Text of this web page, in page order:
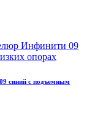
синий с подъемным